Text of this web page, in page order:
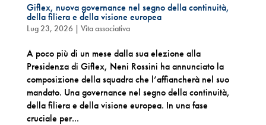
Giflex, nuova governance nel segno della continuità,
della filiera e della visione europea
Lug 23, 2026| Vita associativa
A poco più di un mese dalla sua elezione alla
Presidenza di Giflex, Neni Rossini ha annunciato la
composizione della squadra che l’affiancherà nel suo
mandato. Una governance nel segno della continuità,
della filiera e della visione europea. In una fase
cruciale per...